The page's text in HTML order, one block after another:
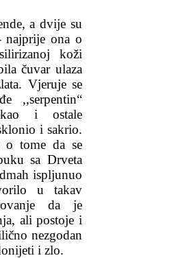
a dvije su
najprije ona o
koži
čuvar ulaza
Vjeruje se
,,serpentin“
i ostale
i sakrio.
o tome da se
sa Drveta
ispljunuo
u takav
da je
ali postoje i
nezgodan
i zlo.